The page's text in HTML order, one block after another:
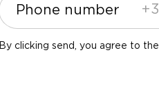
Phone number
By clicking send, you agree to the